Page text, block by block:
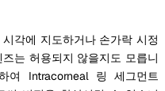
각에 지도하거나 손가락 시정
는 허용되지 않을지도 모릅니
여 Intracorneal 링 세그먼트